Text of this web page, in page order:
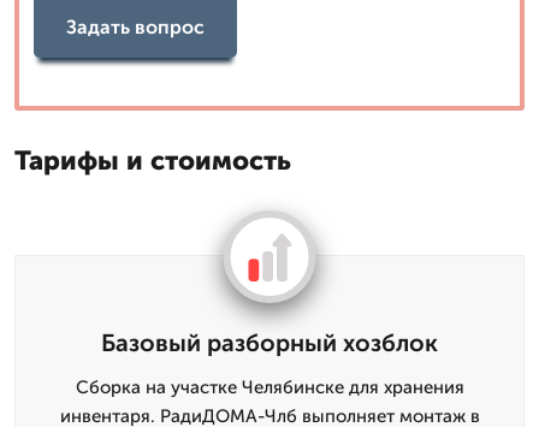
Задать вопрос
Тарифы и стоимость
Базовый разборный хозблок
Сборка на участке Челябинске для хранения
инвентаря. РадиДОМА-Члб выполняет монтаж в